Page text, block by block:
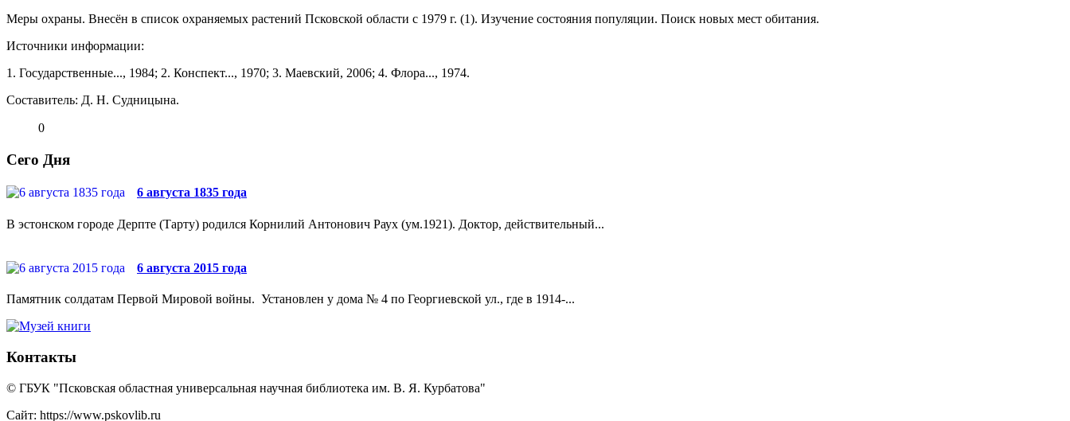
Меры охраны. Внесён в список охраняемых растений Псковской области с 1979 г. (1). Изучение состояния популяции. Поиск новых мест обитания.
Источники информации:
1. Государственные..., 1984; 2. Конспект..., 1970; 3. Маевский, 2006; 4. Флора..., 1974.
Составитель: Д. Н. Судницына.
0
Сего Дня
6 августа 1835 года
В эстонском городе Дерпте (Тарту) родился Корнилий Антонович Раух (ум.1921). Доктор, действительный...
6 августа 2015 года
Памятник солдатам Первой Мировой войны. Установлен у дома № 4 по Георгиевской ул., где в 1914-...
Контакты
© ГБУК "Псковская областная универсальная научная библиотека им. В. Я. Курбатова"
Сайт: https://www.pskovlib.ru